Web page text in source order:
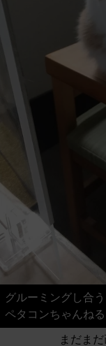
グルーミングし合
ペタコンちゃんね
まだま